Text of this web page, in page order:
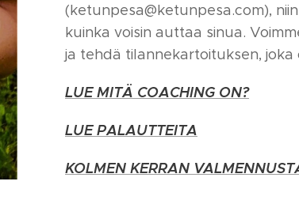
(ketunpesa@ketunpesa.com),
kuinka voisin auttaa sinua.
ja tehdä tilannekartoituksen, joka
LUE MITÄ COACHING ON?
LUE PALAUTTEITA
KOLMEN KERRAN